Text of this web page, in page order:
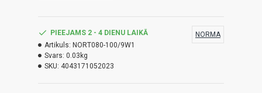
PIEEJAMS 2 - 4 DIENU LAIKĀ
Artikuls: NORT080-100/9W1
Svars: 0.03kg
SKU: 4043171052023
NORMA